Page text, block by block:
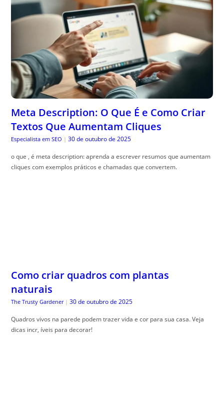
Meta Description: O Que É e Como Criar
Textos Que Aumentam Cliques
Especialista em SEO | 30 de outubro de 2025
o que , é meta description: aprenda a escrever resumos que aumentam
cliques com exemplos práticos e chamadas que convertem.
Como criar quadros com plantas
naturais
The Trusty Gardener | 30 de outubro de 2025
Quadros vivos na parede podem trazer vida e cor para sua casa. Veja
dicas incr, íveis para decorar!